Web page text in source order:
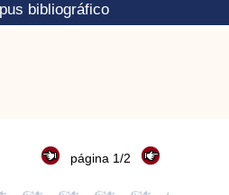
bibliográfico
página 1/2